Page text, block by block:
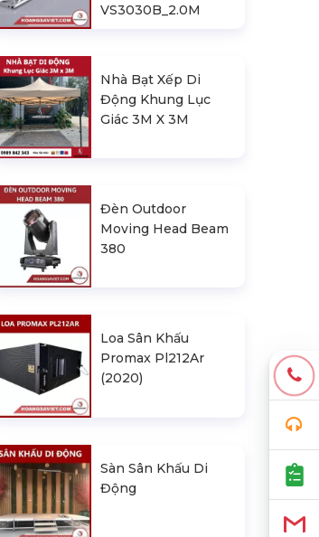
VS3030B_2.0M
Nhà Bạt Xếp Di
Động Khung Lục
Giác 3M X 3M
Đèn Outdoor
Moving Head Beam
380
Loa Sân Khấu
Promax Pl212Ar
(2020)
Sàn Sân Khấu Di
Động